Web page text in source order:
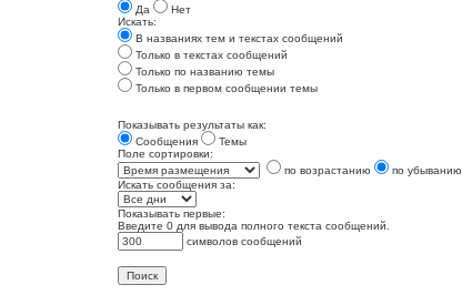
Да
Нет
Искать:
В названиях тем и текстах сообщений
Только в текстах сообщений
Только по названию темы
Только в первом сообщении темы
Показывать результаты как:
Сообщения
Темы
Поле сортировки:
по возрастанию
по убыванию
Искать сообщения за:
Показывать первые:
Введите 0 для вывода полного текста сообщений.
символов сообщений